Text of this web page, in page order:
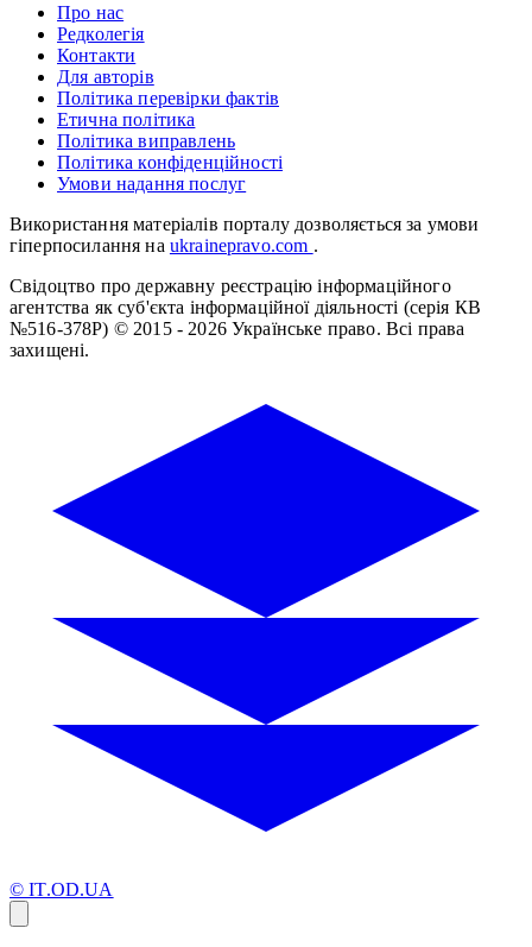
Про нас
Редколегія
Контакти
Для авторів
Політика перевірки фактів
Етична політика
Політика виправлень
Політика конфіденційності
Умови надання послуг
Використання матеріалів порталу дозволяється за умови
гіперпосилання на ukrainepravo.com .
Свідоцтво про державну реєстрацію інформаційного
агентства як суб'єкта інформаційної діяльності (серія КВ
№516-378Р) © 2015 - 2026 Українське право. Всі права
захищені.
© IT.OD.UA